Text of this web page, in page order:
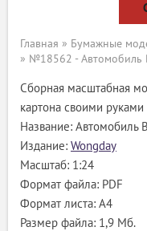
Главная » Бумажные
» №18562 - Автомобиль
Сборная масштабная
картона своими руками
Название: Автомобиль
Издание: Wongday
Масштаб: 1:24
Формат файла: PDF
Формат листа: А4
Размер файла: 1,9 Мб.